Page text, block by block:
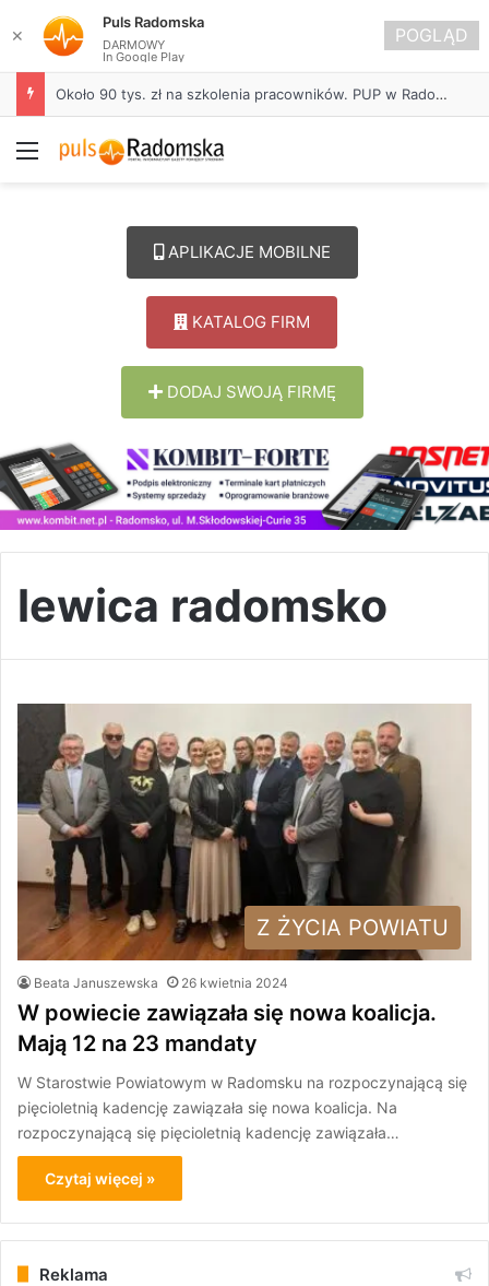
Około 90 tys. zł na szkolenia pracowników. PUP w Radomsku ogłasza nabór wniosków
Menu
APLIKACJE MOBILNE
KATALOG FIRM
DODAJ SWOJĄ FIRMĘ
lewica radomsko
Z ŻYCIA POWIATU
Beata Januszewska 26 kwietnia 2024
W powiecie zawiązała się nowa koalicja.
Mają 12 na 23 mandaty
W Starostwie Powiatowym w Radomsku na rozpoczynającą się
pięcioletnią kadencję zawiązała się nowa koalicja. Na
rozpoczynającą się pięcioletnią kadencję zawiązała…
Czytaj więcej »
Reklama
✕
Puls Radomska
DARMOWY
In Google Play
POGLĄD